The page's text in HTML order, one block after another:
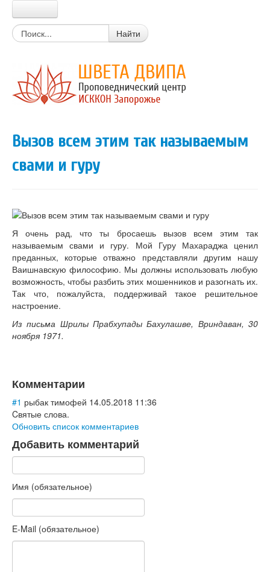
Главная
Цитаты из писаний
Книги Прабхупады
Письма Прабхупады
Очень простой вопрос
Календарь экадаши
Цитаты из лекций, книг
Вегетарианские рецепты
Стихи о Кришне
Искры Истины
Статьи
Книги
Аудио
Видео
Контакты
Наши контакты
Найти
Вызов всем этим так называемым
свами и гуру
Я очень рад, что ты бросаешь вызов всем этим так
называемым свами и гуру. Мой Гуру Махараджа ценил
преданных, которые отважно представляли другим нашу
Ваишнавскую философию. Мы должны использовать любую
возможность, чтобы разбить этих мошенников и разогнать их.
Так что, пожалуйста, поддерживай такое решительное
настроение.
Из письма Шрилы Прабхупады Бахулашве, Вриндаван, 30
ноября 1971.
Комментарии
#1 рыбак тимофей 14.05.2018 11:36
Cвятые слова.
Обновить список комментариев
Добавить комментарий
Имя (обязательное)
E-Mail (обязательное)